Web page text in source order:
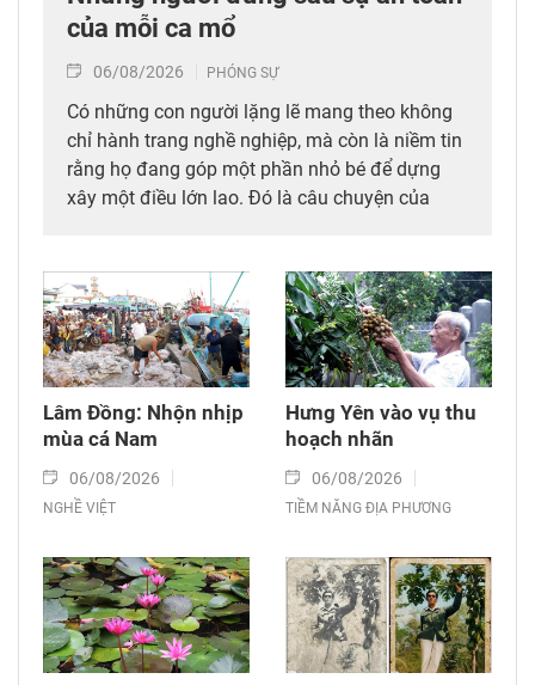
của mỗi ca mổ
06/08/2026 PHÓNG SỰ
Có những con người lặng lẽ mang theo không
chỉ hành trang nghề nghiệp, mà còn là niềm tin
rằng họ đang góp một phần nhỏ bé để dựng
xây một điều lớn lao. Đó là câu chuyện của
Lâm Đồng: Nhộn nhịp
mùa cá Nam
06/08/2026
NGHỀ VIỆT
Hưng Yên vào vụ thu
hoạch nhãn
06/08/2026
TIỀM NĂNG ĐỊA PHƯƠNG